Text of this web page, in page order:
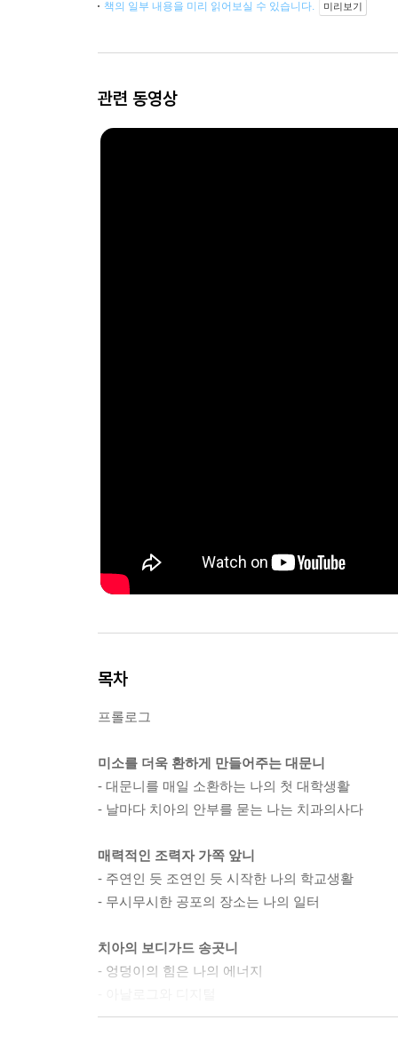
책의 일부 내용을 미리 읽어보실 수 있습니다. 미리보기
관련 동영상
목차
프롤로그
미소를 더욱 환하게 만들어주는 대문니
- 대문니를 매일 소환하는 나의 첫 대학생활
- 날마다 치아의 안부를 묻는 나는 치과의사다
매력적인 조력자 가쪽 앞니
- 주연인 듯 조연인 듯 시작한 나의 학교생활
- 무시무시한 공포의 장소는 나의 일터
치아의 보디가드 송곳니
- 엉덩이의 힘은 나의 에너지